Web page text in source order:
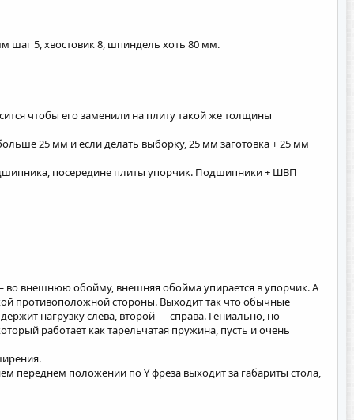
шаг 5, хвостовик 8, шпиндель хоть 80 мм.
чтобы его заменили на плиту такой же толщины
25 мм и если делать выборку, 25 мм заготовка + 25 мм
посередине плиты упорчик. Подшипники + ШВП
внешнюю обойму, внешняя обойма упирается в упорчик. А
противоположной стороны. Выходит так что обычные
нагрузку слева, второй — справа. Гениально, но
работает как тарельчатая пружина, пусть и очень
переднем положении по Y фреза выходит за габариты стола,